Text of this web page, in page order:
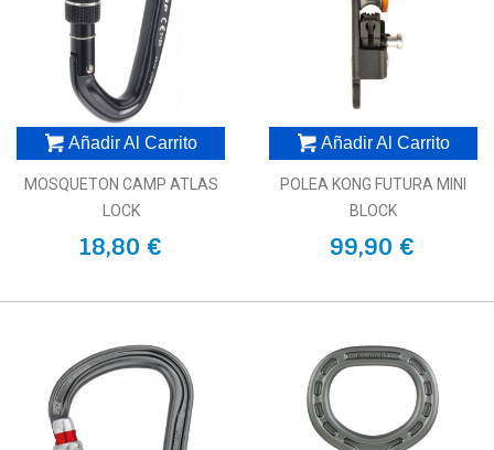
Añadir Al Carrito
MOSQUETON CAMP ATLAS
LOCK
18,80 €
Añadir Al Carrito
POLEA KONG FUTURA MINI
BLOCK
99,90 €